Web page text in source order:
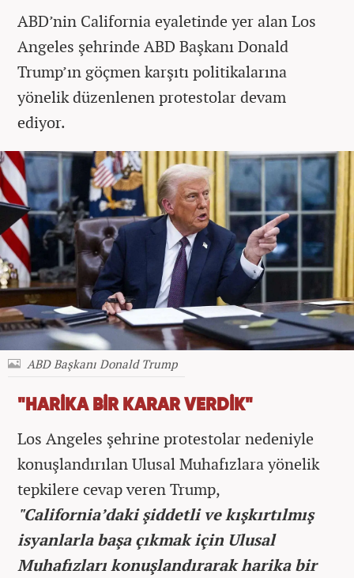
ABD’nin California eyaletinde yer alan Los
Angeles şehrinde ABD Başkanı Donald
Trump’ın göçmen karşıtı politikalarına
yönelik düzenlenen protestolar devam
ediyor.
ABD Başkanı Donald Trump
"HARİKA BİR KARAR VERDİK"
Los Angeles şehrine protestolar nedeniyle
konuşlandırılan Ulusal Muhafızlara yönelik
tepkilere cevap veren Trump,
"California’daki şiddetli ve kışkırtılmış
isyanlarla başa çıkmak için Ulusal
Muhafızları konuşlandırarak harika bir